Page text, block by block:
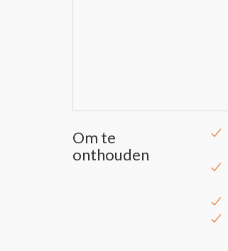
Om te
onthouden